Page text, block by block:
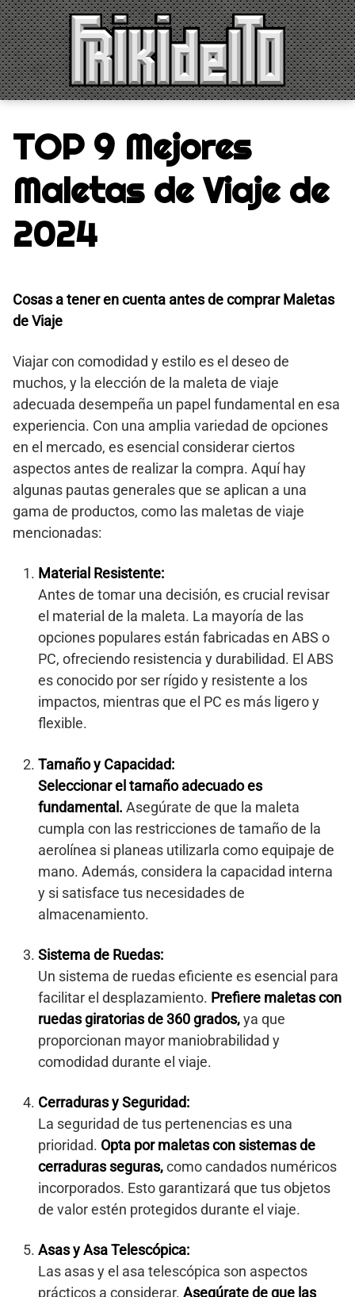
Saltar
al
contenido
TOP 9 Mejores
Maletas de Viaje de
2024
Cosas a tener en cuenta antes de comprar Maletas
de Viaje
Viajar con comodidad y estilo es el deseo de
muchos, y la elección de la maleta de viaje
adecuada desempeña un papel fundamental en esa
experiencia. Con una amplia variedad de opciones
en el mercado, es esencial considerar ciertos
aspectos antes de realizar la compra. Aquí hay
algunas pautas generales que se aplican a una
gama de productos, como las maletas de viaje
mencionadas:
Material Resistente:
Antes de tomar una decisión, es crucial revisar
el material de la maleta. La mayoría de las
opciones populares están fabricadas en ABS o
PC, ofreciendo resistencia y durabilidad. El ABS
es conocido por ser rígido y resistente a los
impactos, mientras que el PC es más ligero y
flexible.
Tamaño y Capacidad:
Seleccionar el tamaño adecuado es
fundamental. Asegúrate de que la maleta
cumpla con las restricciones de tamaño de la
aerolínea si planeas utilizarla como equipaje de
mano. Además, considera la capacidad interna
y si satisface tus necesidades de
almacenamiento.
Sistema de Ruedas:
Un sistema de ruedas eficiente es esencial para
facilitar el desplazamiento. Prefiere maletas con
ruedas giratorias de 360 grados,ya que
proporcionan mayor maniobrabilidad y
comodidad durante el viaje.
Cerraduras y Seguridad:
La seguridad de tus pertenencias es una
prioridad. Opta por maletas con sistemas de
cerraduras seguras,como candados numéricos
incorporados. Esto garantizará que tus objetos
de valor estén protegidos durante el viaje.
Asas y Asa Telescópica:
Las asas y el asa telescópica son aspectos
prácticos a considerar. Asegúrate de que las